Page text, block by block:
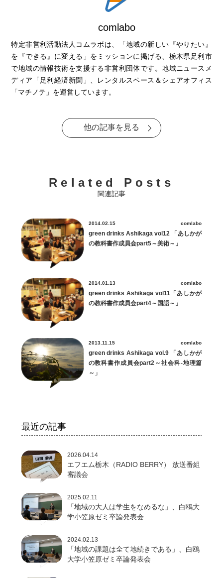
comlabo
特定非営利活動法人コムラボは、「地域の新しい『やりたい』
を『できる』に変える」をミッションに掲げる、栃木県足利市
で地域の情報技術を支援する非営利団体です。地域ニュースメ
ディア「足利経済新聞」、レンタルスペース＆シェアオフィス
「マチノテ」を運営しています。
他の記事を見る
Related Posts
関連記事
2014.02.15
green drinks Ashikaga vol12 「あしかが
の教科書作成員会part5～美術～」
comlabo
2014.01.13
green drinks Ashikaga vol11「あしかが
の教科書作成員会part4～国語～」
comlabo
2013.11.15
green drinks Ashikaga vol.9 「あしかが
の教科書作成員会part2～社会科-地理篇
～」
comlabo
最近の記事
2026.04.14
エフエム栃木（RADIO BERRY） 放送番組
審議会
2025.02.11
「地域の大人は学生をなめるな」、白鴎大
学小笠原ゼミ卒論発表会
2024.02.13
「地域の課題は全て地続きである」、白鴎
大学小笠原ゼミ卒論発表会